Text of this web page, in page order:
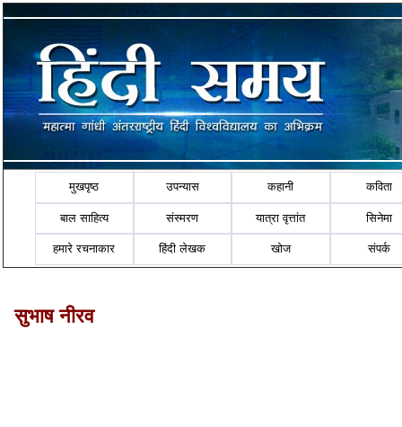
मुखपृष्ठ उपन्यास कहानी कविता
बाल साहित्य संस्मरण यात्रा वृत्तांत सिनेमा
हमारे रचनाकार हिंदी लेखक खोज संपर्क
सुभाष नीरव